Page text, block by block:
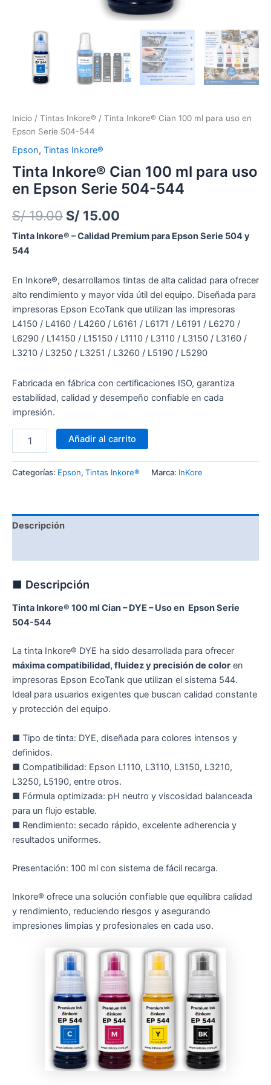
Inicio / Tintas Inkore® / Tinta Inkore® Cian 100 ml para uso en
Epson Serie 504-544
Epson, Tintas Inkore®
Tinta Inkore® Cian 100 ml para uso
en Epson Serie 504-544
S/19.00 S/ 15.00
Tinta Inkore® – Calidad Premium para Epson Serie 504 y
544
En Inkore®, desarrollamos tintas de alta calidad para ofrecer
alto rendimiento y mayor vida útil del equipo. Diseñada para
impresoras Epson EcoTank que utilizan las impresoras
L4150 / L4160 / L4260 / L6161 / L6171 / L6191 / L6270 /
L6290 / L14150 / L15150 / L1110 / L3110 / L3150 / L3160 /
L3210 / L3250 / L3251 / L3260 / L5190 / L5290
Fabricada en fábrica con certificaciones ISO, garantiza
estabilidad, calidad y desempeño confiable en cada
impresión.
Añadir al carrito
Categorías: Epson, Tintas Inkore® Marca: InKore
Descripción
■ Descripción
Tinta Inkore® 100 ml Cian – DYE – Uso en Epson Serie
504-544
La tinta Inkore® DYE ha sido desarrollada para ofrecer
máxima compatibilidad, fluidez y precisión de color en
impresoras Epson EcoTank que utilizan el sistema 544.
Ideal para usuarios exigentes que buscan calidad constante
y protección del equipo.
■ Tipo de tinta: DYE, diseñada para colores intensos y
definidos.
■ Compatibilidad: Epson L1110, L3110, L3150, L3210,
L3250, L5190, entre otros.
■ Fórmula optimizada: pH neutro y viscosidad balanceada
para un flujo estable.
■ Rendimiento: secado rápido, excelente adherencia y
resultados uniformes.
Presentación: 100 ml con sistema de fácil recarga.
Inkore® ofrece una solución confiable que equilibra calidad
y rendimiento, reduciendo riesgos y asegurando
impresiones limpias y profesionales en cada uso.